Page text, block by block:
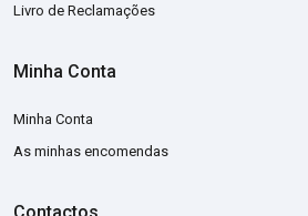
Livro de Reclamações
Minha Conta
Minha Conta
As minhas encomendas
Contactos